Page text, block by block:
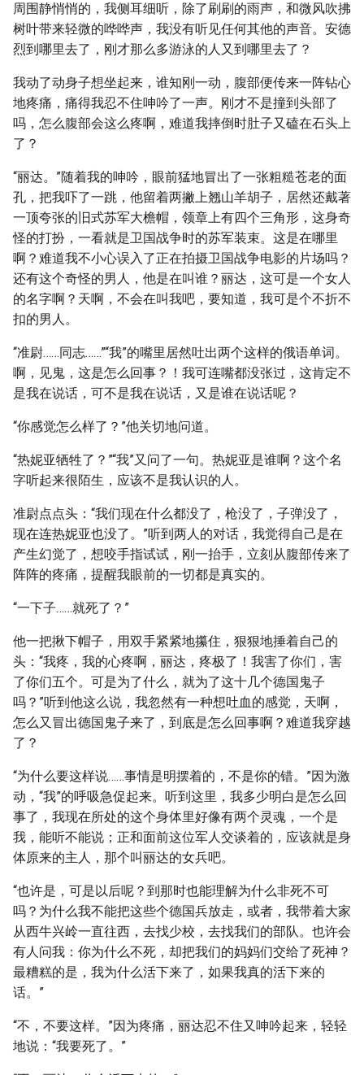
周围静悄悄的，我侧耳细听，除了刷刷的雨声，和微风吹拂
树叶带来轻微的哗哗声，我没有听见任何其他的声音。安德
烈到哪里去了，刚才那么多游泳的人又到哪里去了？
我动了动身子想坐起来，谁知刚一动，腹部便传来一阵钻心
地疼痛，痛得我忍不住呻吟了一声。刚才不是撞到头部了
吗，怎么腹部会这么疼啊，难道我摔倒时肚子又磕在石头上
了？
“丽达。”随着我的呻吟，眼前猛地冒出了一张粗糙苍老的面
孔，把我吓了一跳，他留着两撇上翘山羊胡子，居然还戴著
一顶夸张的旧式苏军大檐帽，领章上有四个三角形，这身奇
怪的打扮，一看就是卫国战争时的苏军装束。这是在哪里
啊？难道我不小心误入了正在拍摄卫国战争电影的片场吗？
还有这个奇怪的男人，他是在叫谁？丽达，这可是一个女人
的名字啊？天啊，不会在叫我吧，要知道，我可是个不折不
扣的男人。
“准尉……同志……”“我”的嘴里居然吐出两个这样的俄语单词。
啊，见鬼，这是怎么回事？！我可连嘴都没张过，这肯定不
是我在说话，可不是我在说话，又是谁在说话呢？
“你感觉怎么样了？”他关切地问道。
“热妮亚牺牲了？”“我”又问了一句。热妮亚是谁啊？这个名
字听起来很陌生，应该不是我认识的人。
准尉点点头：“我们现在什么都没了，枪没了，子弹没了，
现在连热妮亚也没了。”听到两人的对话，我觉得自己是在
产生幻觉了，想咬手指试试，刚一抬手，立刻从腹部传来了
阵阵的疼痛，提醒我眼前的一切都是真实的。
“一下子……就死了？”
他一把揪下帽子，用双手紧紧地攥住，狠狠地捶着自己的
头：“我疼，我的心疼啊，丽达，疼极了！我害了你们，害
了你们五个。可是为了什么，就为了这十几个德国鬼子
吗？”听到他这么说，我忽然有一种想吐血的感觉，天啊，
怎么又冒出德国鬼子来了，到底是怎么回事啊？难道我穿越
了？
“为什么要这样说……事情是明摆着的，不是你的错。”因为激
动，“我”的呼吸急促起来。听到这里，我多少明白是怎么回
事了，我现在所处的这个身体里好像有两个灵魂，一个是
我，能听不能说；正和面前这位军人交谈着的，应该就是身
体原来的主人，那个叫丽达的女兵吧。
“也许是，可是以后呢？到那时也能理解为什么非死不可
吗？为什么我不能把这些个德国兵放走，或者，我带着大家
从西牛兴岭一直往西，去找少校，去找我们的部队。也许会
有人问我：你为什么不死，却把我们的妈妈们交给了死神？
最糟糕的是，我为什么活下来了，如果我真的活下来的
话。”
“不，不要这样。”因为疼痛，丽达忍不住又呻吟起来，轻轻
地说：“我要死了。”